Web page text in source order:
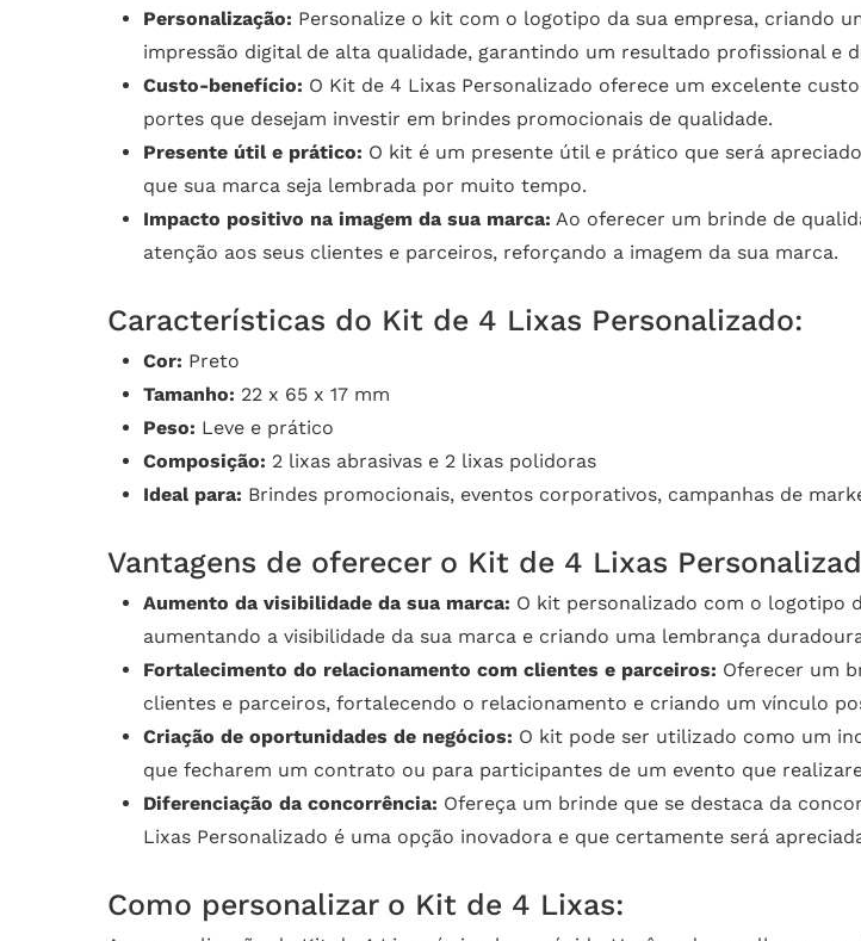
Personalização: Personalize o kit com o logotipo da sua empresa, criando
impressão digital de alta qualidade, garantindo um resultado profissional e
Custo-benefício: O Kit de 4 Lixas Personalizado oferece um excelente
portes que desejam investir em brindes promocionais de qualidade.
Presente útil e prático: O kit é um presente útil e prático que será
que sua marca seja lembrada por muito tempo.
Impacto positivo na imagem da sua marca: Ao oferecer um brinde de
atenção aos seus clientes e parceiros, reforçando a imagem da sua marca.
Características do Kit de 4 Lixas Personalizado:
Cor: Preto
Tamanho: 22 x 65 x 17 mm
Peso: Leve e prático
Composição: 2 lixas abrasivas e 2 lixas polidoras
Ideal para: Brindes promocionais, eventos corporativos, campanhas de
Vantagens de oferecer o Kit de 4 Lixas
Aumento da visibilidade da sua marca: O kit personalizado com o logotipo
aumentando a visibilidade da sua marca e criando uma lembrança
Fortalecimento do relacionamento com clientes e parceiros: Oferecer um
clientes e parceiros, fortalecendo o relacionamento e criando um vínculo
Criação de oportunidades de negócios: O kit pode ser utilizado como um
que fecharem um contrato ou para participantes de um evento que
Diferenciação da concorrência: Ofereça um brinde que se destaca da
Lixas Personalizado é uma opção inovadora e que certamente será
Como personalizar o Kit de 4 Lixas: